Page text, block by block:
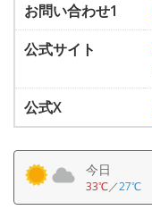
お問い合わせ1
公式サイト
公式X
今日
33℃／27℃